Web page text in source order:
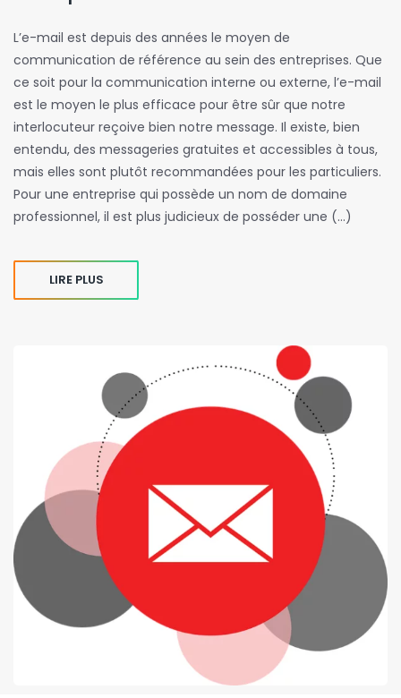
L’e-mail est depuis des années le moyen de
communication de référence au sein des entreprises. Que
ce soit pour la communication interne ou externe, l’e-mail
est le moyen le plus efficace pour être sûr que notre
interlocuteur reçoive bien notre message. Il existe, bien
entendu, des messageries gratuites et accessibles à tous,
mais elles sont plutôt recommandées pour les particuliers.
Pour une entreprise qui possède un nom de domaine
professionnel, il est plus judicieux de posséder une (…)
LIRE PLUS